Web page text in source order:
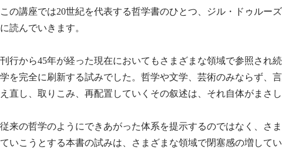
この講座では20世紀を代表する哲学書のひとつ、ジル・ドゥルー
に読んでいきます。
刊行から45年が経った現在においてもさまざまな領域で参照され
学を完全に刷新する試みでした。哲学や文学、芸術のみならず、
え直し、取りこみ、再配置していくその叙述は、それ自体がまさ
従来の哲学のようにできあがった体系を提示するのではなく、さ
ていこうとする本書の試みは、さまざまな領域で閉塞感の増して